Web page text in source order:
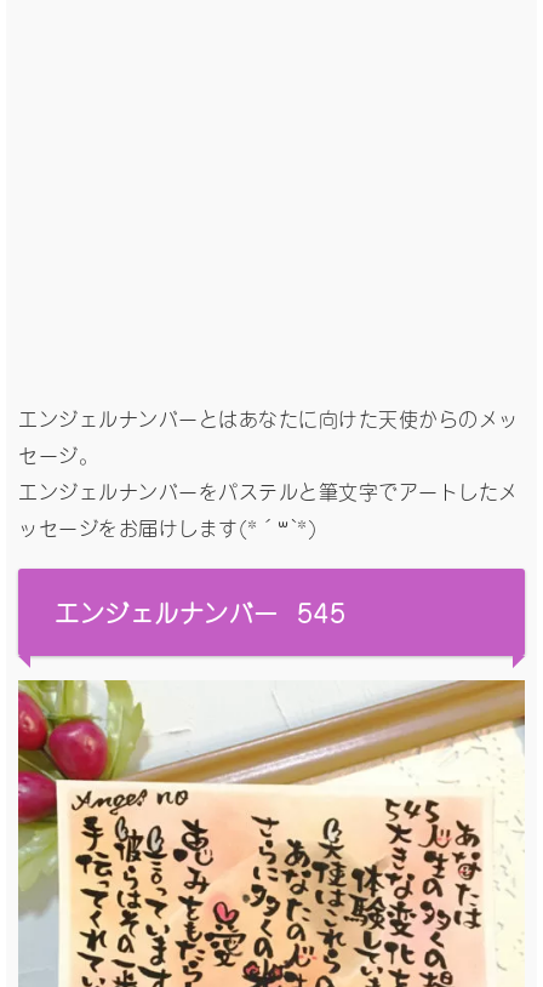
エンジェルナンバーとはあなたに向けた天使からのメッ
セージ。
エンジェルナンバーをパステルと筆文字でアートしたメ
ッセージをお届けします(*´꒳`*)
エンジェルナンバー 545